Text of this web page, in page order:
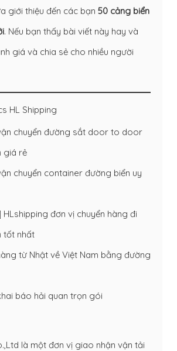
giới thiệu đến các bạn 50 cảng biển
. Nếu bạn thấy bài viết này hay và
giá và chia sẻ cho nhiều người
HL Shipping
chuyển đường sắt door to door
giá rẻ
chuyển container đường biển uy
đơn vị chuyển hàng đi
tốt nhất
từ Nhật về Việt Nam bằng đường
báo hải quan trọn gói
là một đơn vị giao nhận vận tải